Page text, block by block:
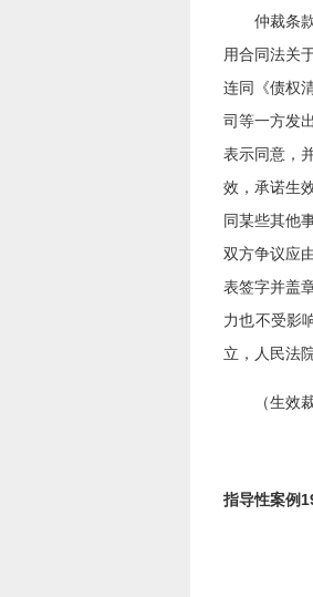
仲裁条
用合同法关
连同《债权
司等一方发
表示同意，
效，承诺生
同某些其他
双方争议应
表签字并盖
力也不受影
立，人民法
（生效
指导性案例